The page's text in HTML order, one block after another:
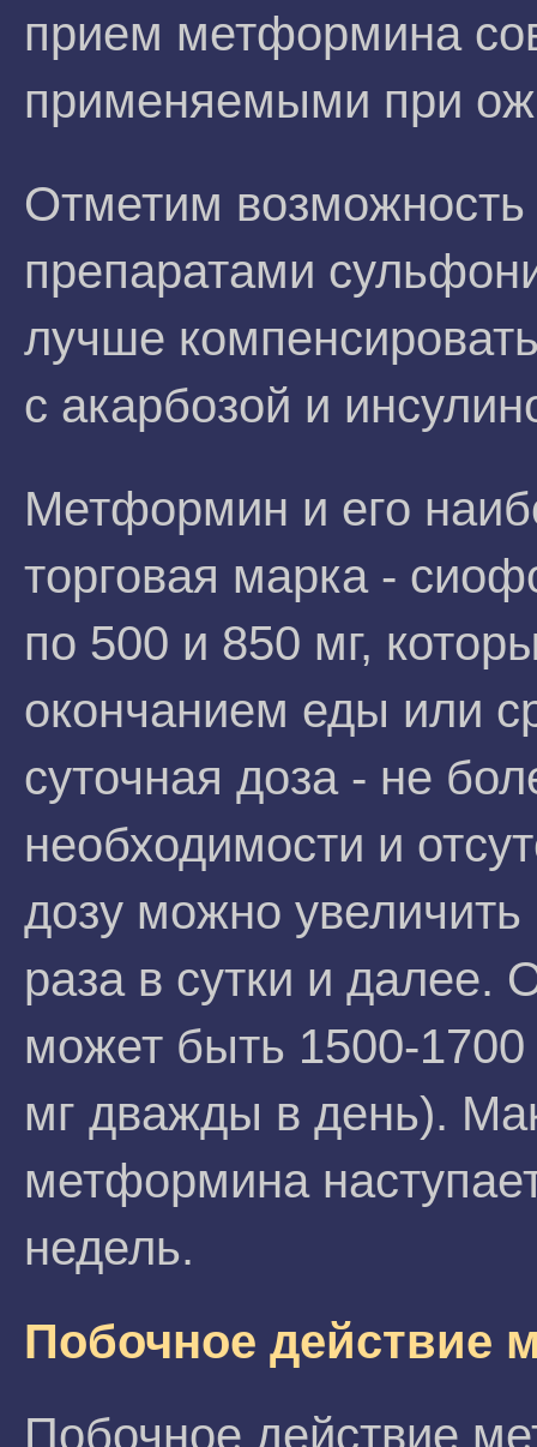
прием метформина
применяемыми при
Отметим
препаратами
лучше
с акарбозой и
Метформин и его
торговая марка -
по 500 и 850 мг,
окончанием еды или
суточная доза - не
необходимости и
дозу можно
раза в сутки и далее.
может быть 1500-
мг дважды в день).
метформина
недель.
Побочное действие
Побочное действие